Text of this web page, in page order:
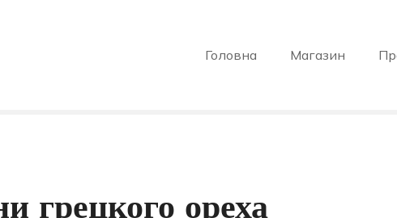
Головна Магазин
грецкого ореха